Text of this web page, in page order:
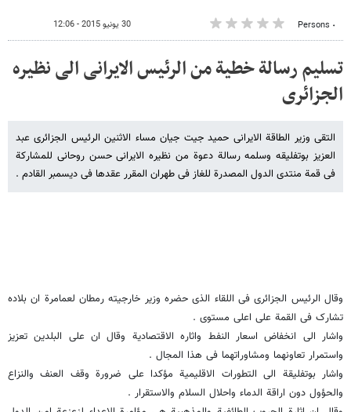
٠ Persons 30 يونيو 2015 - 12:06
تسلیم رسالة خطیة من الرئیس الایرانی الی نظیره
الجزائری
التقی وزیر الطاقة الایرانی حمید جیت جیان مساء الاثنین الرئیس الجزائری عبد
العزیز بوتفلیقه وسلمه رسالة دعوة من نظیره الایرانی حسن روحانی للمشارکة
فی قمة منتدی الدول المصدرة للغاز فی طهران المقرر عقدها فی دیسمبر القادم .
وقال الرئیس الجزائری فی اللقاء الذی حضره وزیر خارجیته رمطان لعمامرة ان بلاده
تشارک فی القمة علی اعلی مستوی .
واشار الی انخفاض اسعار النفط واثاره الاقتصادیة وقال ان علی البلدین تعزیز
واستمرار تعاونهما ومشاوراتهما فی هذا المجال .
واشار بوتفلیقة الی التطورات الاقلیمیة مؤکدا علی ضرورة وقف العنف والنزاع
والحؤول دون اراقة الدماء واحلال السلام والاستقرار .